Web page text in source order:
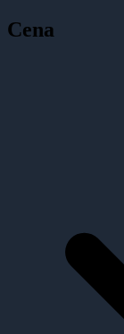
Cena